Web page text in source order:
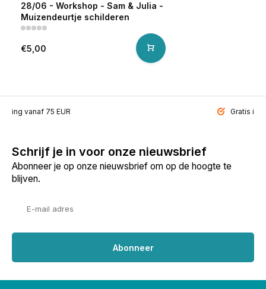
28/06 - Workshop - Sam & Julia -
Muizendeurtje schilderen
€5,00
vanaf 75 EUR Gratis
Schrijf je in voor onze nieuwsbrief
Abonneer je op onze nieuwsbrief om op de hoogte te
blijven.
Abonneer